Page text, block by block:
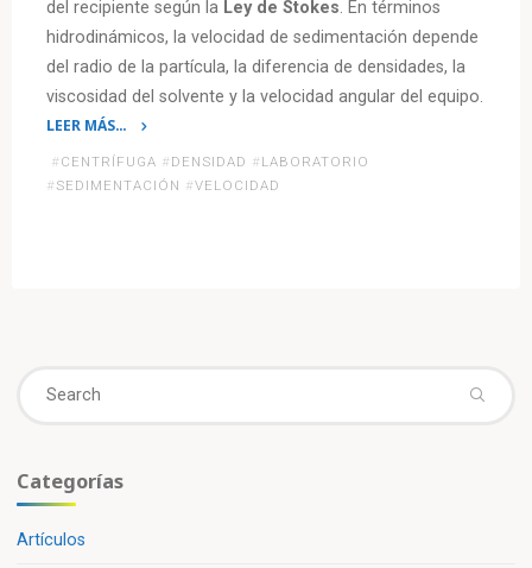
del recipiente según la Ley de Stokes. En términos
hidrodinámicos, la velocidad de sedimentación depende
del radio de la partícula, la diferencia de densidades, la
viscosidad del solvente y la velocidad angular del equipo.
LEER MÁS…
«Conociendo
los
# CENTRÍFUGA # DENSIDAD # LABORATORIO
# SEDIMENTACIÓN #VELOCIDAD
Categorías
Artículos